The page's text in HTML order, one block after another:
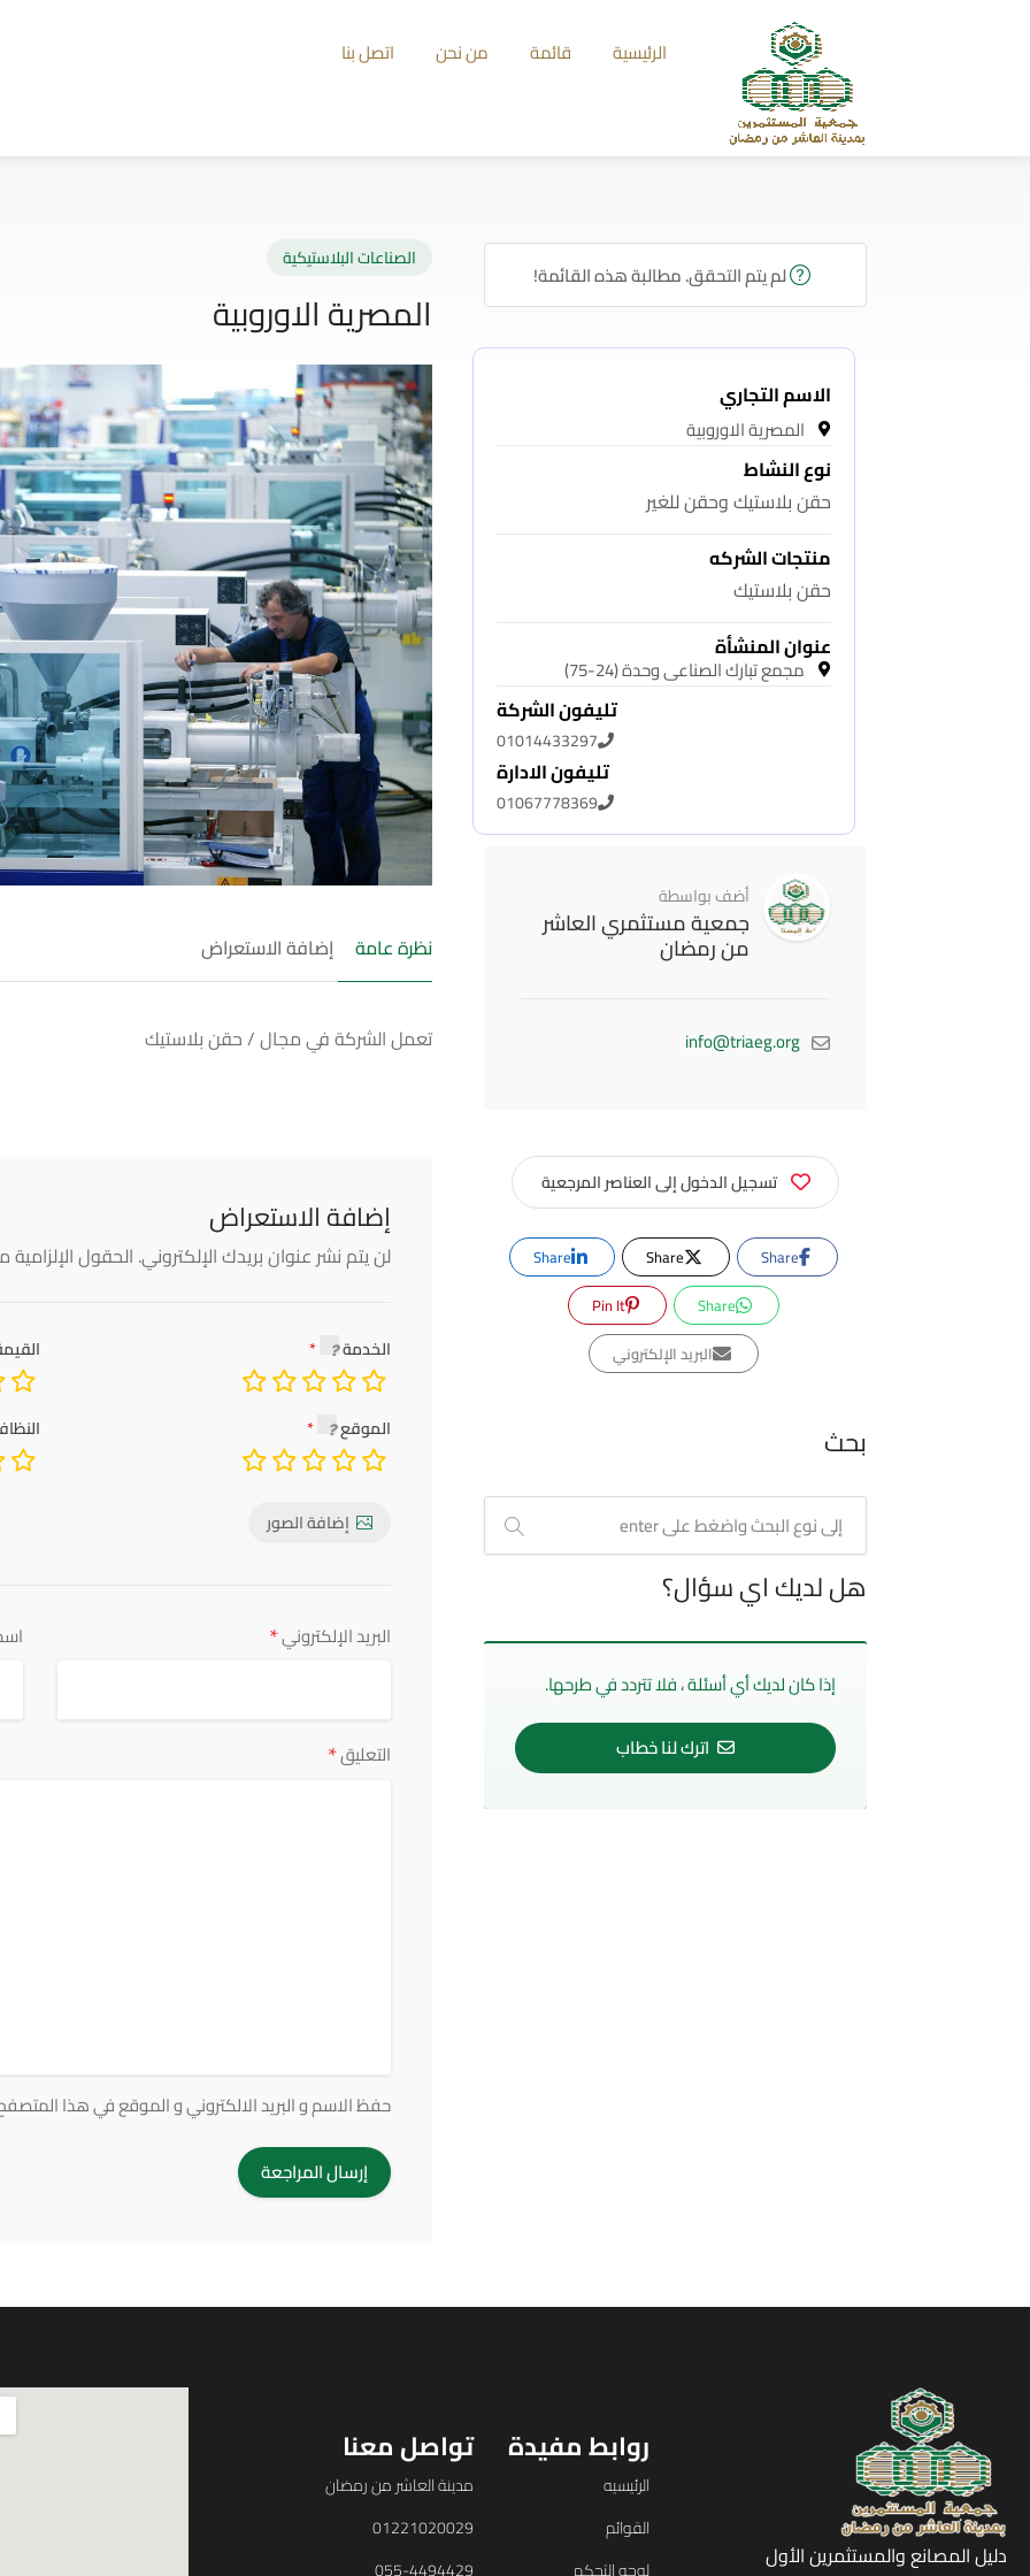
الرئيسية قائمة من نحن اتصل بنا
الصناعات البلاستيكية
المصرية الاوروبية
نظرة عامة إضافة الاستعراض
تعمل الشركة في مجال / حقن بلاستيك
إضافة الاستعراض
لن يتم نشر عنوان بريدك الإلكتروني. الحقول الإلزامية
الخدمة
الموقع
إضافة الصور
البريد الإلكتروني*
التعليق*
حفظ الاسم و البريد الالكتروني و الموقع في هذا
لم يتم التحقق. مطالبة هذه القائمة!
الاسم التجاري
المصرية الاوروبية
نوع النشاط
حقن بلاستيك وحقن للغير
منتجات الشركه
حقن بلاستيك
عنوان المنشأة
مجمع تبارك الصناعى وحدة (24-75)
تليفون الشركة
01014433297
تليفون الادارة
01067778369
أضف بواسطة
جمعية مستثمري العاشر
من رمضان
info@triaeg.org
تسجيل الدخول إلى العناصر المرجعية
Share
Share
Share
Share
Pin It
البريد الإلكتروني
بحث
هل لديك اي سؤال؟
إذا كان لديك أي أسئلة ، فلا تتردد في طرحها.
اترك لنا خطاب
دليل المصانع والمستثمرين الأول
روابط مفيدة
الرئيسيه
القوائم
تواصل معنا
مدينة العاشر من رمضان
01221020029